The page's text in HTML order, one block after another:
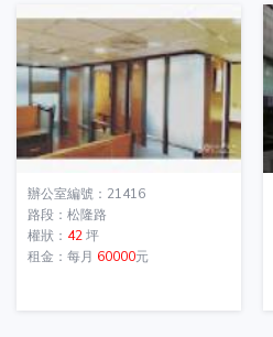
辦公室編號：21416
路段：松隆路
權狀： 42坪
租金：每月 60000元